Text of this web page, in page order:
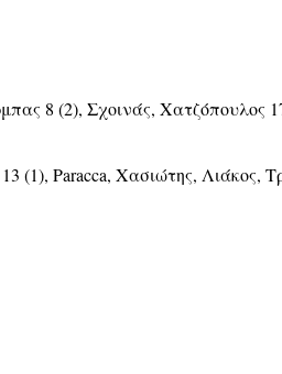
8 (2), Σχοινάς,
(1), Paracca, Χασιώτης,